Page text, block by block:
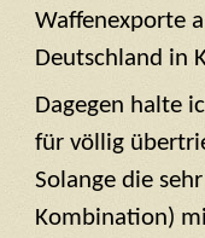
Waffenexporte
Deutschland in
Dagegen halte
für völlig
Solange die
Kombination)